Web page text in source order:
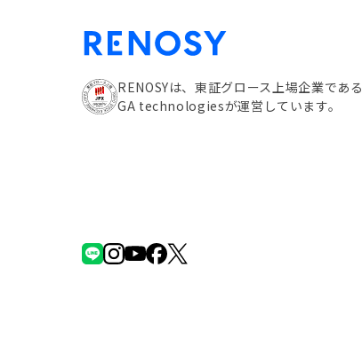
RENOSYは、東証グロース上場企業である
GA technologiesが運営しています。